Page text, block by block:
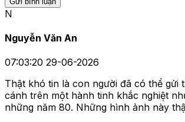
N
Nguyễn Văn An
07:03:20 29-06-2026
Thật khó tin là con người đã có thể gửi
cánh trên một hành tinh khắc nghiệt
những năm 80. Những hình ảnh này